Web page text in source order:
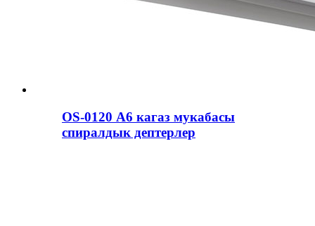
OS-0120 А6 кагаз мукабасы
спиралдык дептерлер